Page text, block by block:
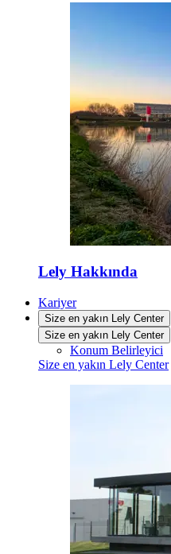
Lely Hakkında
Kariyer
Size en yakın Lely Center
Size en yakın Lely Center
Konum Belirleyici
Size en yakın Lely Center